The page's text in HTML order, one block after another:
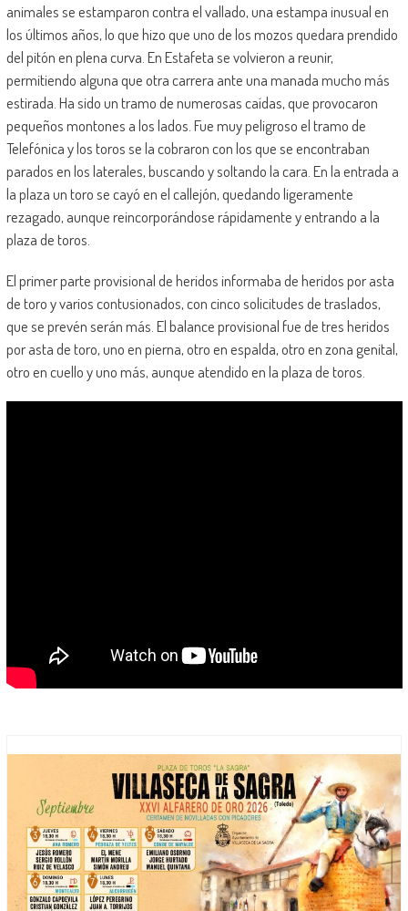
animales se estamparon contra el vallado, una estampa inusual en
los últimos años, lo que hizo que uno de los mozos quedara prendido
del pitón en plena curva. En Estafeta se volvieron a reunir,
permitiendo alguna que otra carrera ante una manada mucho más
estirada. Ha sido un tramo de numerosas caídas, que provocaron
pequeños montones a los lados. Fue muy peligroso el tramo de
Telefónica y los toros se la cobraron con los que se encontraban
parados en los laterales, buscando y soltando la cara. En la entrada a
la plaza un toro se cayó en el callejón, quedando ligeramente
rezagado, aunque reincorporándose rápidamente y entrando a la
plaza de toros.
El primer parte provisional de heridos informaba de heridos por asta
de toro y varios contusionados, con cinco solicitudes de traslados,
que se prevén serán más. El balance provisional fue de tres heridos
por asta de toro, uno en pierna, otro en espalda, otro en zona genital,
otro en cuello y uno más, aunque atendido en la plaza de toros.